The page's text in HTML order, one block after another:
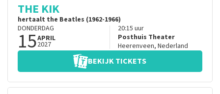
THE KIK
hertaalt the Beatles (1962-1966)
DONDERDAG
15APRIL
2027
20:15 uur
Posthuis Theater
Heerenveen, Nederland
BEKIJK TICKETS